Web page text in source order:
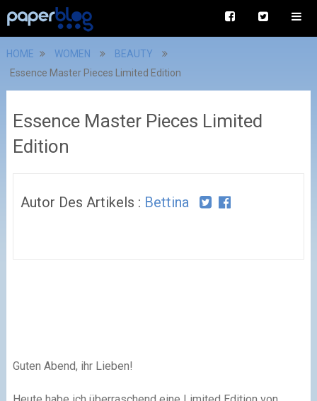
HOME WOMEN
BEAUTY
Essence Master Pieces Limited Edition
Essence Master Pieces Limited
Edition
Autor Des Artikels : Bettina
Guten Abend, ihr Lieben!